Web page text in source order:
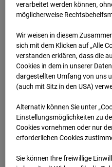
BC-146 -
STRABAG
Garching
Robert-Bosch-Straße
Zur
Archivdatum:
verarbeitet werden können,
möglicherweise
Wir weisen in diesem
sich mit dem Klicken auf „Alle
ver­standen erklären, dass die
Cookies in dem in unserer
dargestellten Umfang von uns
(auch mit Sitz in den USA)
Alternativ können Sie unter
Einstellungsmöglichkeiten zu
Cookies vornehmen oder nur
erforderlichen Cookies
Sie können Ihre freiwillige